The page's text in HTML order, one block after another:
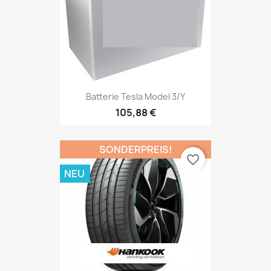
Batterie Tesla Model 3/Y
105,88 €
SONDERPREIS!
NEU
favorite_border